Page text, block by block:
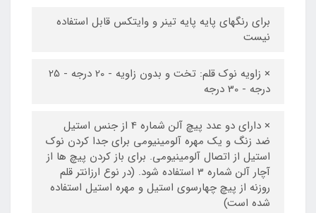
برای رنگهای پایه پایه تینر و وایتکس قابل استفاده
نیست
× زاویه نوک قلم: تخت و بدون زاویه - 20 درجه - 25
درجه - 30 درجه
× دارای دو عدد پیچ آلن شماره 4 از جنس استیل
ضد زنگ و یک مهره آلومینیومی برای جدا کردن نوک
استیل از اتصال آلومینیومی. برای باز کردن پیچ ها از
آچار آلن شماره 3 استفاده شود. (در نوع ارزانتر قلم
روزنه از پیچ چهارسوی استیل و مهره استیل استفاده
شده است)